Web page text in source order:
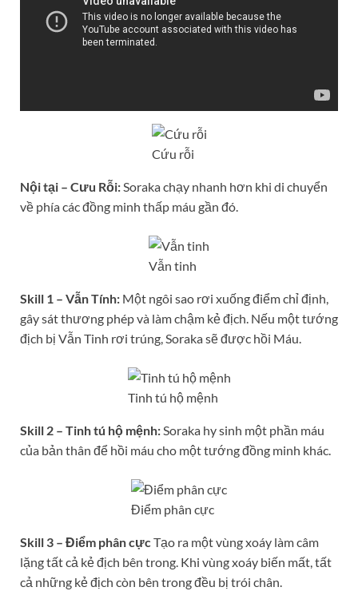
Cứu rỗi
Nội tại – Cưu Rỗi:Soraka chạy nhanh hơn khi di chuyển
về phía các đồng minh thấp máu gần đó.
Vẫn tinh
Skill 1 – Vẫn Tính: Một ngôi sao rơi xuống điểm chỉ định,
gây sát thương phép và làm chậm kẻ địch. Nếu một tướng
địch bị Vẫn Tinh rơi trúng, Soraka sẽ được hồi Máu.
Tinh tú hộ mệnh
Skill 2 – Tinh tú hộ mệnh:Soraka hy sinh một phần máu
của bản thân để hồi máu cho một tướng đồng minh khác.
Điểm phân cực
Skill 3 – Điểm phân cựcTạo ra một vùng xoáy làm câm
lặng tất cả kẻ địch bên trong. Khi vùng xoáy biến mất, tất
cả những kẻ địch còn bên trong đều bị trói chân.